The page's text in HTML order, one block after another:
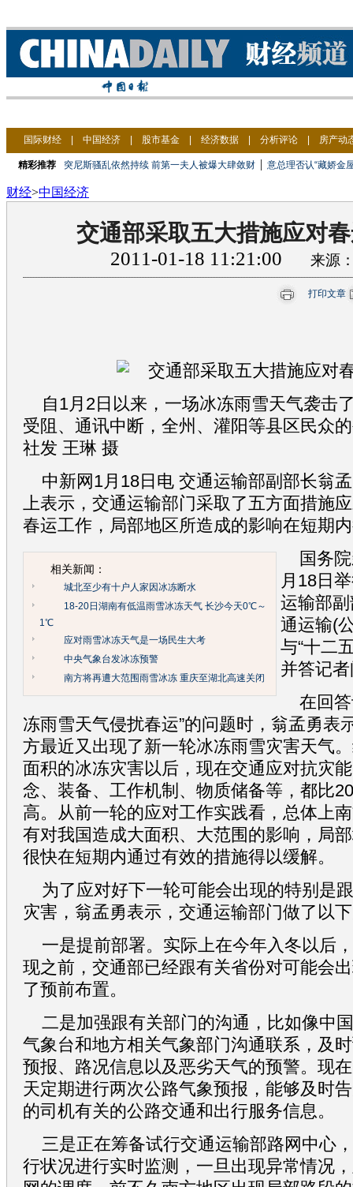
国际财经 中国经济 股市基金 经济数据 分析评论 房产动
精彩推荐 突尼斯骚乱依然持续 前第一夫人被爆大肆敛财 | 意总理否认“藏娇金
财经>中国经济
交通部采取五大措施应对
2011-01-18 11:21:00 来源
打印文章
自1月2日以来，一场冰冻雨雪天气袭击
受阻、通讯中断，全州、灌阳等县区民众
社发 王琳 摄
中新网1月18日电 交通运输部副部长翁
上表示，交通运输部门采取了五方面措施
春运工作，局部地区所造成的影响在短期
相关新闻：
城北至少有十户人家因冰冻断水
18-20日湖南有低温雨雪冰冻天气 长沙今天0℃～
1℃
应对雨雪冰冻天气是一场民生大考
中央气象台发冰冻预警
南方将再遭大范围雨雪冰冻 重庆至湖北高速关闭
国务
月18日
运输部
通运输(
与“十二
并答记
在回
冻雨雪天气侵扰春运”的问题时，翁孟勇表
方最近又出现了新一轮冰冻雨雪灾害天气
面积的冰冻灾害以后，现在交通应对抗灾
念、装备、工作机制、物质储备等，都比
高。从前一轮的应对工作实践看，总体上
有对我国造成大面积、大范围的影响，局
很快在短期内通过有效的措施得以缓解。
为了应对好下一轮可能会出现的特别是
灾害，翁孟勇表示，交通运输部门做了以
一是提前部署。实际上在今年入冬以后
现之前，交通部已经跟有关省份对可能会
了预前布置。
二是加强跟有关部门的沟通，比如像中
气象台和地方相关气象部门沟通联系，及
预报、路况信息以及恶劣天气的预警。现
天定期进行两次公路气象预报，能够及时
的司机有关的公路交通和出行服务信息。
三是正在筹备试行交通运输部路网中心
行状况进行实时监测，一旦出现异常情况